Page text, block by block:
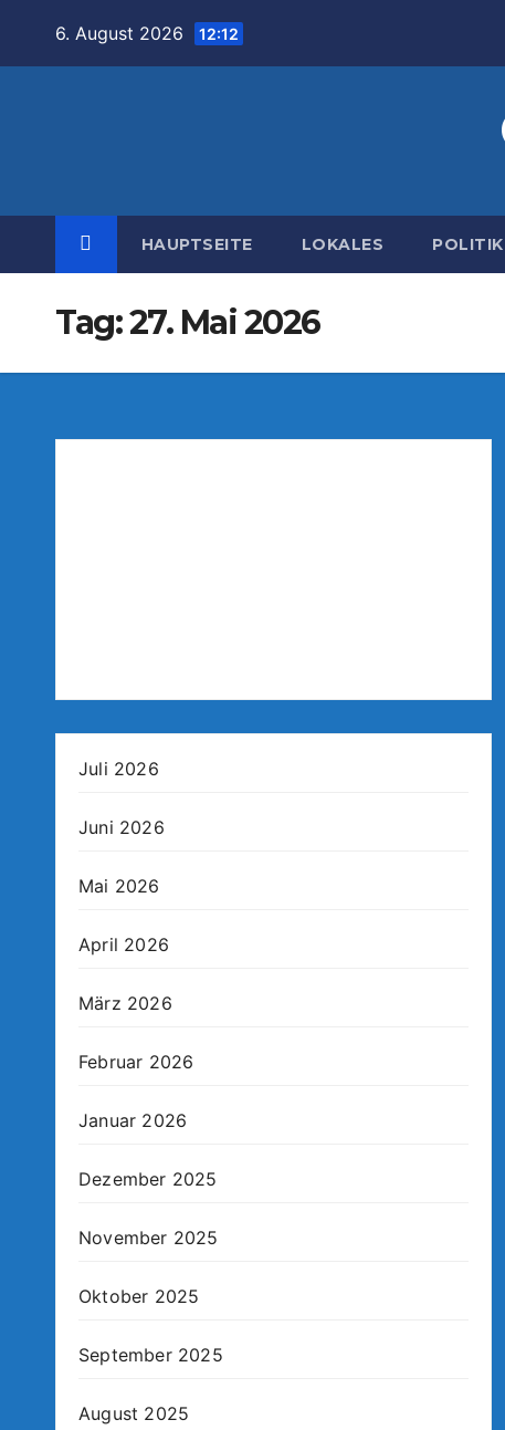
6. August 2026 12:12
HAUPTSEITE LOKALES POLITIK
Tag:27. Mai 2026
Juli 2026
Juni 2026
Mai 2026
April 2026
März 2026
Februar 2026
Januar 2026
Dezember 2025
November 2025
Oktober 2025
September 2025
August 2025